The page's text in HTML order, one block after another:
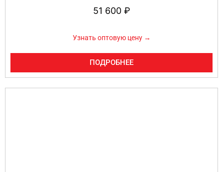
51 600 ₽
Узнать оптовую цену →
ПОДРОБНЕЕ